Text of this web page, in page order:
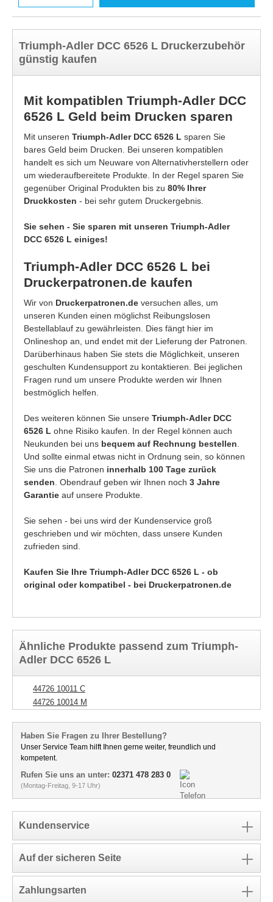
Triumph-Adler DCC 6526 L Druckerzubehör
günstig kaufen
Mit kompatiblen Triumph-Adler DCC
6526 L Geld beim Drucken sparen
Mit unseren Triumph-Adler DCC 6526 L sparen Sie
bares Geld beim Drucken. Bei unseren kompatiblen
handelt es sich um Neuware von Alternativherstellern oder
um wiederaufbereitete Produkte. In der Regel sparen Sie
gegenüber Original Produkten bis zu 80% Ihrer
Druckkosten - bei sehr gutem Druckergebnis.
Sie sehen - Sie sparen mit unseren Triumph-Adler
DCC 6526 L einiges!
Triumph-Adler DCC 6526 L bei
Druckerpatronen.de kaufen
Wir von Druckerpatronen.de versuchen alles, um
unseren Kunden einen möglichst Reibungslosen
Bestellablauf zu gewährleisten. Dies fängt hier im
Onlineshop an, und endet mit der Lieferung der Patronen.
Darüberhinaus haben Sie stets die Möglichkeit, unseren
geschulten Kundensupport zu kontaktieren. Bei jeglichen
Fragen rund um unsere Produkte werden wir Ihnen
bestmöglich helfen.
Des weiteren können Sie unsere Triumph-Adler DCC
6526 L ohne Risiko kaufen. In der Regel können auch
Neukunden bei uns bequem auf Rechnung bestellen
Und sollte einmal etwas nicht in Ordnung sein, so können
Sie uns die Patronen innerhalb 100 Tage zurück
senden . Obendrauf geben wir Ihnen noch 3 Jahre
Garantie auf unsere Produkte.
Sie sehen - bei uns wird der Kundenservice groß
geschrieben und wir möchten, dass unsere Kunden
zufrieden sind.
Kaufen Sie Ihre Triumph-Adler DCC 6526 L - ob
original oder kompatibel - bei Druckerpatronen.de
Ähnliche Produkte passend zum Triumph-
Adler DCC 6526 L
44726 10011 C
44726 10014 M
Haben Sie Fragen zu Ihrer Bestellung?
Unser Service Team hilft Ihnen gerne weiter, freundlich und
kompetent.
Rufen Sie uns an unter: 02371 478 283 0
(Montag-Freitag, 9-17 Uhr)
Kundenservice
Auf der sicheren Seite
Zahlungsarten